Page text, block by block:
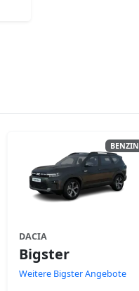
BENZIN
DACIA
Bigster
Weitere Bigster Angebote